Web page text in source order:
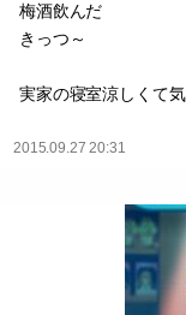
梅酒飲んだ
きっつ～
実家の寝室涼しくて気
2015.09.27 20:31